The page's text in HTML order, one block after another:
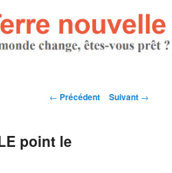
Navigation des articles
← Précédent Suivant →
point le